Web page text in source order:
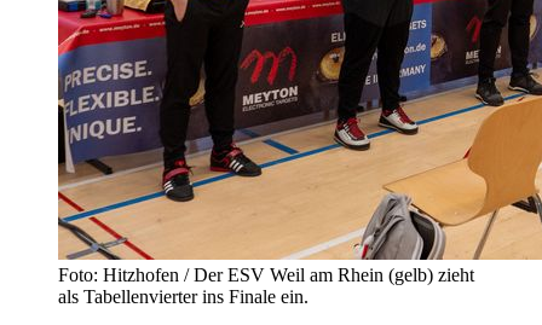
Foto: Hitzhofen / Der ESV Weil am Rhein (gelb) zieht
als Tabellenvierter ins Finale ein.